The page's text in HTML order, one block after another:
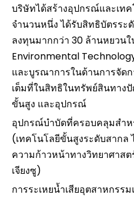
บริษัทได้สร้างอุปกรณ์และเท
จำนวนหนึ่ง ได้รับสิทธิบัตรระ
ลงทุนมากกว่า 30 ล้านหยวน
Environmental
และบูรณาการในด้านการจัด
เต็มที่ในสิทธิในทรัพย์สินทาง
ขั้นสูง และอุปกรณ์
อุปกรณ์บำบัดที่ครอบคลุมสำ
(เทคโนโลยีขั้นสูงระดับสากล
ความก้าวหน้าทางวิทยาศาส
เจียงซู)
การระเหยน้ำเสียอุตสาหกร